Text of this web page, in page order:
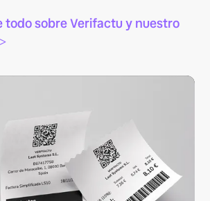
todo sobre Verifactu y nuestro